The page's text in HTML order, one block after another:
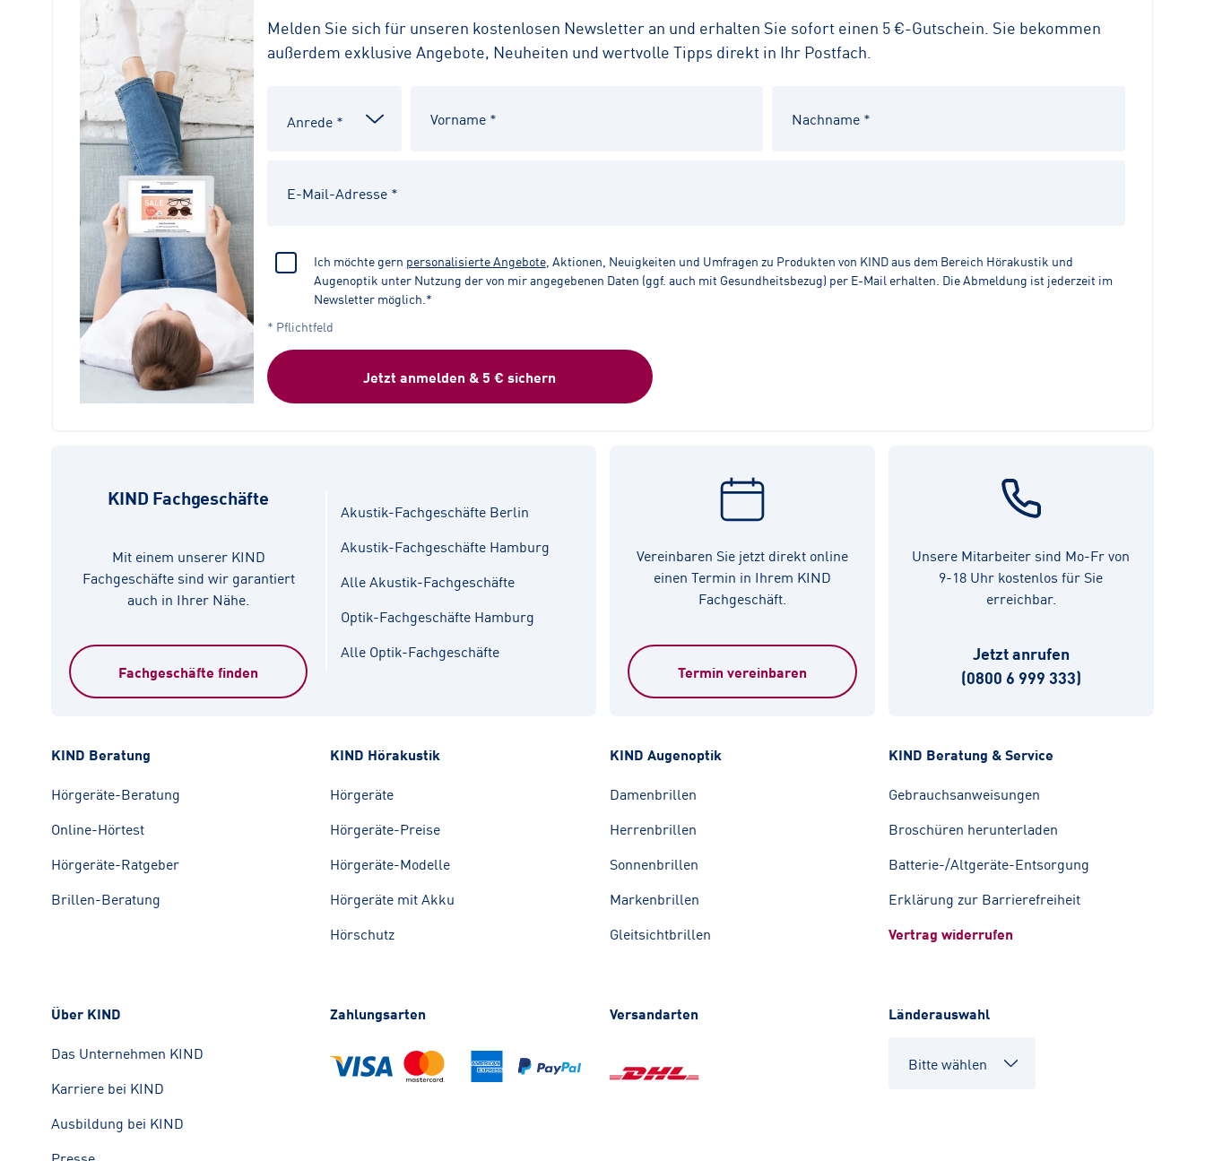
Melden Sie sich für unseren kostenlosen Newsletter an und erhalten Sie sofort einen 5 €-Gutschein. Sie bekommen
außerdem exklusive Angebote, Neuheiten und wertvolle Tipps direkt in Ihr Postfach.
Ich möchte gern personalisierte Angebote, Aktionen, Neuigkeiten und Umfragen zu Produkten von KIND aus dem Bereich Hörakustik und
Augenoptik unter Nutzung der von mir angegebenen Daten (ggf. auch mit Gesundheitsbezug) per E-Mail erhalten. Die Abmeldung ist jederzeit im
Newsletter möglich.*
* Pflichtfeld
Jetzt anmelden & 5 € sichern
KIND Fachgeschäfte
Mit einem unserer KIND
Fachgeschäfte sind wir garantiert
auch in Ihrer Nähe.
Akustik-Fachgeschäfte Berlin
Akustik-Fachgeschäfte Hamburg
Alle Akustik-Fachgeschäfte
Optik-Fachgeschäfte Hamburg
Alle Optik-Fachgeschäfte
Fachgeschäfte finden
Vereinbaren Sie jetzt direkt online
einen Termin in Ihrem KIND
Fachgeschäft.
Termin vereinbaren
Unsere Mitarbeiter sind Mo-Fr von
9-18 Uhr kostenlos für Sie
erreichbar.
Jetzt anrufen
(0800 6 999 333)
KIND Beratung
Hörgeräte-Beratung
Online-Hörtest
Hörgeräte-Ratgeber
Brillen-Beratung
KIND Hörakustik
Hörgeräte
Hörgeräte-Preise
Hörgeräte-Modelle
Hörgeräte mit Akku
Hörschutz
KIND Augenoptik
Damenbrillen
Herrenbrillen
Sonnenbrillen
Markenbrillen
Gleitsichtbrillen
KIND Beratung & Service
Gebrauchsanweisungen
Broschüren herunterladen
Batterie-/Altgeräte-Entsorgung
Erklärung zur Barrierefreiheit
Vertrag widerrufen
Über KIND
Das Unternehmen KIND
Karriere bei KIND
Ausbildung bei KIND
Zahlungsarten Versandarten Länderauswahl